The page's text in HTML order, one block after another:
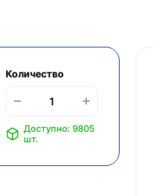
Количество
Доступно: 9805
шт.